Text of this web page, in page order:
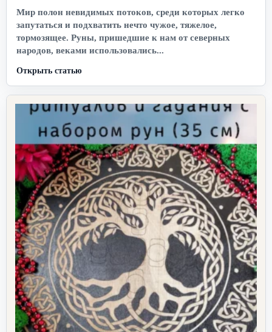
Мир полон невидимых потоков, среди которых легко
запутаться и подхватить нечто чужое, тяжелое,
тормозящее. Руны, пришедшие к нам от северных
народов, веками использовались...
Открыть статью